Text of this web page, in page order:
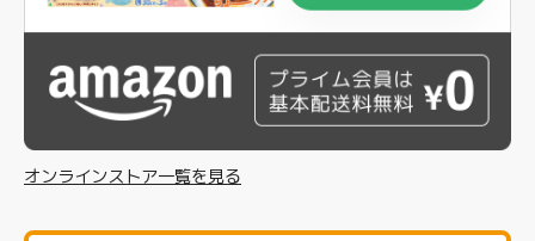
オンラインストア一覧を見る